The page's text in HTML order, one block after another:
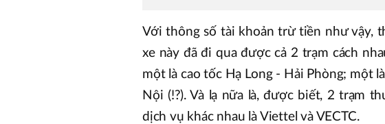
Với thông số tài khoản trừ tiền như vậy,
xe này đã đi qua được cả 2 trạm cách
một là cao tốc Hạ Long - Hải Phòng; một
Nội (!?). Và lạ nữa là, được biết, 2 trạm
dịch vụ khác nhau là Viettel và VECTC.